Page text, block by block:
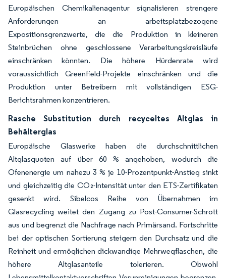
Europäischen Chemikalienagentur signalisieren strengere
Anforderungen an arbeitsplatzbezogene
Expositionsgrenzwerte, die die Produktion in kleineren
Steinbrüchen ohne geschlossene Verarbeitungskreisläufe
einschränken könnten. Die höhere Hürdenrate wird
voraussichtlich Greenfield-Projekte einschränken und die
Produktion unter Betreibern mit vollständigen ESG-
Berichtsrahmen konzentrieren.
Rasche Substitution durch recyceltes Altglas in
Behälterglas
Europäische Glaswerke haben die durchschnittlichen
Altglasquoten auf über 60 % angehoben, wodurch die
Ofenenergie um nahezu 3 % je 10-Prozentpunkt-Anstieg sinkt
und gleichzeitig die CO₂-Intensität unter den ETS-Zertifikaten
gesenkt wird. Sibelcos Reihe von Übernahmen im
Glasrecycling weitet den Zugang zu Post-Consumer-Schrott
aus und begrenzt die Nachfrage nach Primärsand. Fortschritte
bei der optischen Sortierung steigern den Durchsatz und die
Reinheit und ermöglichen dickwandige Mehrwegflaschen, die
höhere Altglasanteile tolerieren. Obwohl